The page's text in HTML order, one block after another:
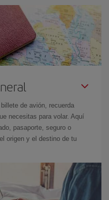
de avión, recuerda
necesitas para volar. Aquí
pasaporte, seguro o
origen y el destino de tu